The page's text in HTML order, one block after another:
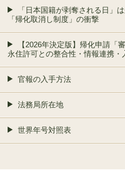
「日本国籍が剥奪される日」
「帰化取消し制度」の衝撃
【2026年決定版】帰化申請「
永住許可との整合性・情報連携・
官報の入手方法
法務局所在地
世界年号対照表